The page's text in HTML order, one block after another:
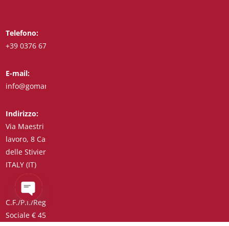
Telefono:
+39 0376 671780
E-mail:
info@goman.it
Indirizzo:
Via Maestri del
lavoro, 8 Castiglione
delle Stiviere 46043
ITALY (IT)
C.F./P.I./Reg. Impr. 01890020207 – R.E.A. n° 206739 – Capitale
Sociale € 45.900,00 Cod. Univoco 7HE8RN5
Open
chaty